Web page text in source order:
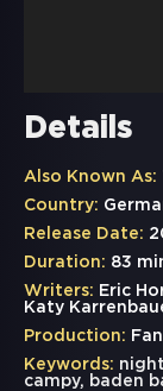
Details
Also Known As:
Country:
Release Date:
Duration: 83
Writers: Eric
Katy
Production:
Keywords:
campy, baden